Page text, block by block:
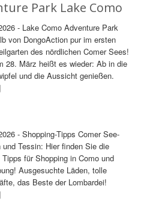
Park Lake Como
- Lake Como Adventure Park
von DongoAction pur im ersten
des nördlichen Comer Sees!
28. März heißt es wieder: Ab in die
und die Aussicht genießen.
- Shopping-Tipps Comer See-
und Tessin: Hier finden Sie die
Tipps für Shopping in Como und
Ausgesuchte Läden, tolle
das Beste der Lombardei!